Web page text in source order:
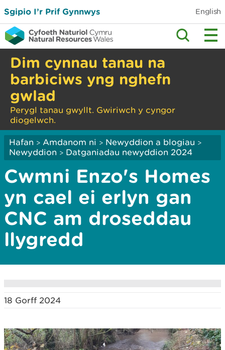
Sgipio I’r Prif Gynnwys English
Dim cynnau tanau na
barbiciws yng nghefn
gwlad
Perygl tanau gwyllt. Gwiriwch y cyngor
diogelwch.
Hafan > Amdanom ni > Newyddion a blogiau >
Newyddion > Datganiadau newyddion 2024
Cwmni Enzo's Homes
yn cael ei erlyn gan
CNC am droseddau
llygredd
18 Gorff 2024